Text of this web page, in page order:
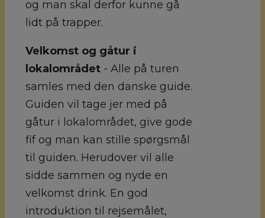
og man skal derfor kunne gå
lidt på trapper.
Velkomst og gåtur i
lokalområdet - Alle på turen
samles med den danske guide.
Guiden vil tage jer med på
gåtur i lokalområdet, give gode
fif og man kan stille spørgsmål
til guiden. Herudover vil alle
sidde sammen og nyde en
velkomst drink. En god
introduktion til rejsemålet,